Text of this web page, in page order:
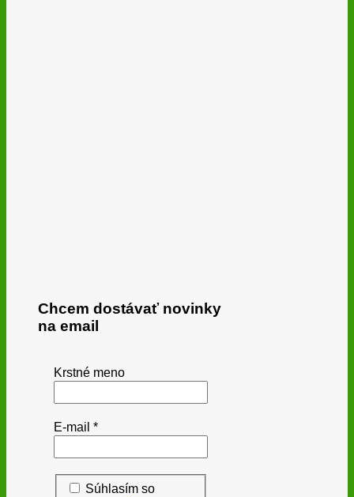
Chcem dostávať novinky
na email
Krstné meno
E-mail *
Súhlasím so